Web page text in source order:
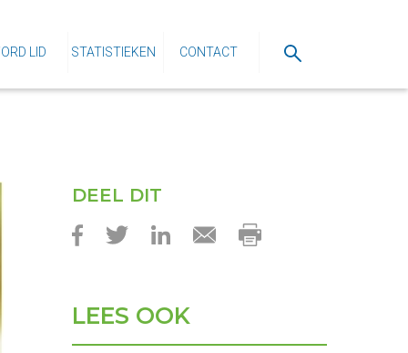
LID STATISTIEKEN CONTACT
DEEL DIT
LEES OOK